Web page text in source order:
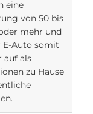
eine
von 50 bis
mehr und
E-Auto somit
auf als
zu Hause